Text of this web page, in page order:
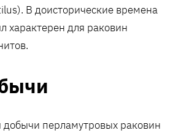
В доисторические времена
характерен для раковин
перламутровых раковин